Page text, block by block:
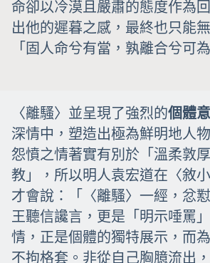
命卻以冷漠且嚴肅的態度作為
出他的遲暮之感，最終也只能
「固人命兮有當，孰離合兮可為
〈離騷〉並呈現了強烈的個體
深情中，塑造出極為鮮明地人
怨憤之情著實有別於「溫柔敦
教」，所以明人袁宏道在〈敘
才會說：「〈離騷〉一經，忿
王聽信讒言，更是「明示唾罵
情，正是個體的獨特展示，而
不拘格套。非從自己胸臆流出